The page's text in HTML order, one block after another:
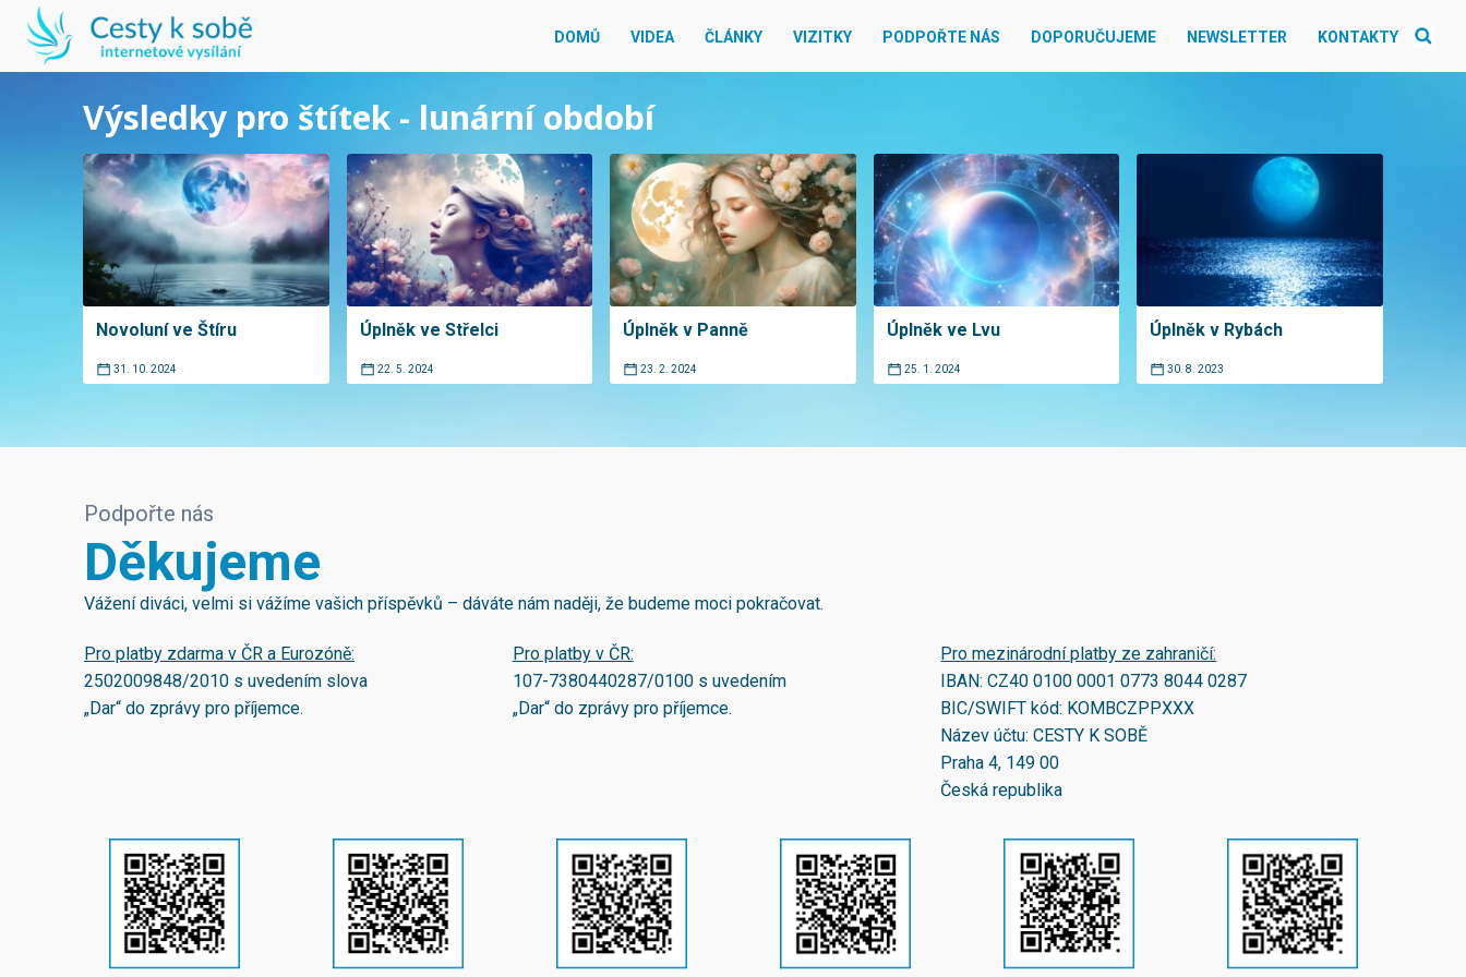
DOMŮ VIDEA ČLÁNKY VIZITKY PODPOŘTE NÁS DOPORUČUJEME NEWSLETTER KONTAKTY
Výsledky pro štítek - lunární období
Novoluní ve Štíru
31. 10. 2024
Úplněk ve Střelci
22. 5. 2024
Úplněk v Panně
23. 2. 2024
Úplněk ve Lvu
25. 1. 2024
Úplněk v Rybách
30. 8. 2023
Podpořte nás
Děkujeme
Vážení diváci, velmi si vážíme vašich příspěvků – dáváte nám naději, že budeme moci pokračovat.
Pro platby zdarma v ČR a Eurozóně:
2502009848/2010 s uvedením slova
„Dar“ do zprávy pro příjemce.
Pro platby v ČR:
107-7380440287/0100s uvedením
„Dar“ do zprávy pro příjemce.
Pro mezinárodní platby ze zahraničí:
IBAN:CZ40 0100 0001 0773 8044 0287
BIC/SWIFT kód: KOMBCZPPXXX
Název účtu: CESTY K SOBĚ
Praha 4, 149 00
Česká republika